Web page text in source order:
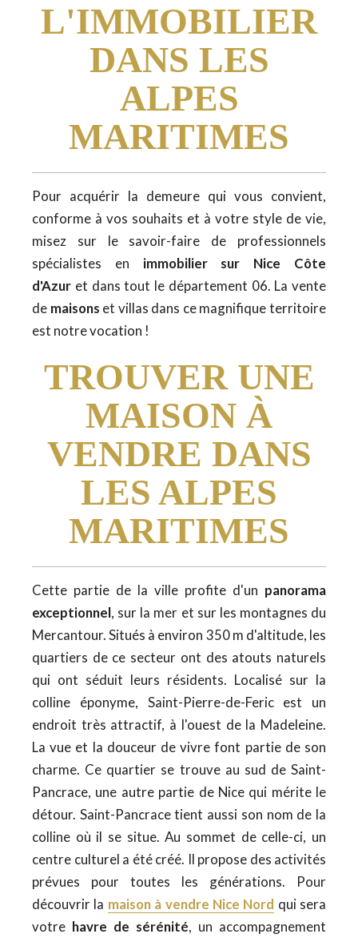
L'IMMOBILIER
DANS LES
ALPES
MARITIMES
Pour acquérir la demeure qui vous convient,
conforme à vos souhaits et à votre style de vie,
misez sur le savoir-faire de professionnels
spécialistes en immobilier sur Nice Côte
d'Azur et dans tout le département 06. La vente
de maisons et villas dans ce magnifique territoire
est notre vocation !
TROUVER UNE
MAISON À
VENDRE DANS
LES ALPES
MARITIMES
Cette partie de la ville profite d'un panorama
exceptionnel, sur la mer et sur les montagnes du
Mercantour. Situés à environ 350 m d'altitude, les
quartiers de ce secteur ont des atouts naturels
qui ont séduit leurs résidents. Localisé sur la
colline éponyme, Saint-Pierre-de-Feric est un
endroit très attractif, à l'ouest de la Madeleine.
La vue et la douceur de vivre font partie de son
charme. Ce quartier se trouve au sud de Saint-
Pancrace, une autre partie de Nice qui mérite le
détour. Saint-Pancrace tient aussi son nom de la
colline où il se situe. Au sommet de celle-ci, un
centre culturel a été créé. Il propose des activités
prévues pour toutes les générations. Pour
découvrir la maison à vendre Nice Nord qui sera
votre havre de sérénité, un accompagnement